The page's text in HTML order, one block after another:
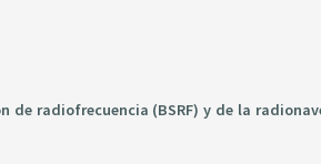
radiofrecuencia (BSRF) y de la